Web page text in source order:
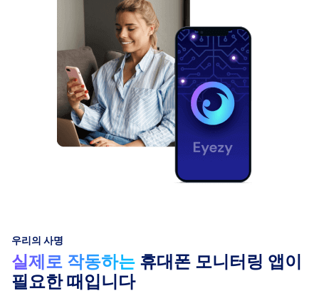
우리의 사명
실제로 작동하는 휴대폰 모니터링 앱이
필요한 때입니다